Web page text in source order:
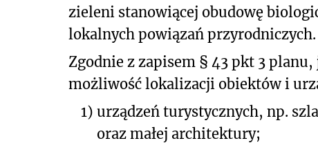
zieleni stanowiącej obudowę
lokalnych powiązań przyrodniczych.
Zgodnie z zapisem § 43 pkt 3
możliwość lokalizacji obiektów i
1) urządzeń turystycznych, np.
oraz małej architektury;